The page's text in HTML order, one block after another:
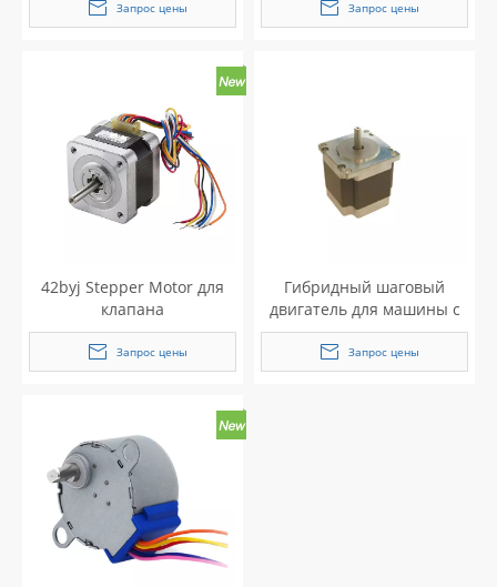
Шаговый двигатель 28BYJ
Запрос цены Запрос цены
42byj Stepper Motor для
клапана
Запрос цены
Гибридный шаговый
двигатель для машины с
ЧПУ
Запрос цены